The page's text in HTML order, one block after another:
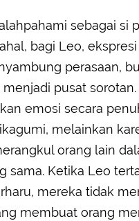
sebagai si
bagi Leo,
perasaan,
pusat
emosi secara
melainkan
orang lain
sama. Ketika Leo
mereka tidak
membuat orang